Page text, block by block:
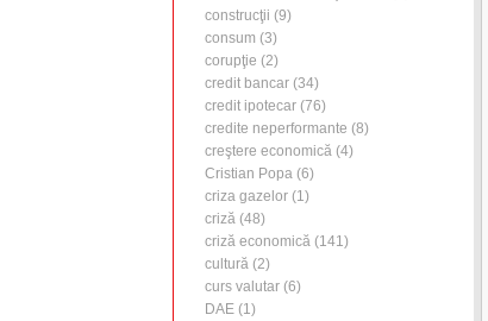
construcţii (9)
consum (3)
corupţie (2)
credit bancar (34)
credit ipotecar (76)
credite neperformante (8)
creştere economică (4)
Cristian Popa (6)
criza gazelor (1)
criză (48)
criză economică (141)
cultură (2)
curs valutar (6)
DAE (1)